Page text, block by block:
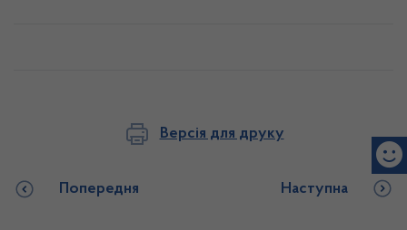
Версія для друку
Попередня Наступна